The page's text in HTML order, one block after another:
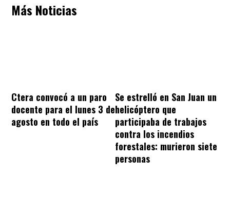
Más Noticias
Ctera convocó a un paro
docente para el lunes 3 de
agosto en todo el país
Se estrelló en San Juan un
helicóptero que
participaba de trabajos
contra los incendios
forestales: murieron siete
personas